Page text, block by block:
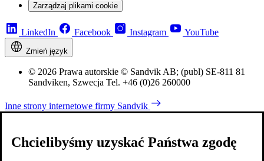
Zarządzaj plikami cookie
LinkedIn Facebook Instagram YouTube
Zmień język
© 2026 Prawa autorskie © Sandvik AB; (publ) SE-811 81
Sandviken, Szwecja Tel. +46 (0)26 260000
Inne strony internetowe firmy Sandvik
Chcielibyśmy uzyskać Państwa zgodę